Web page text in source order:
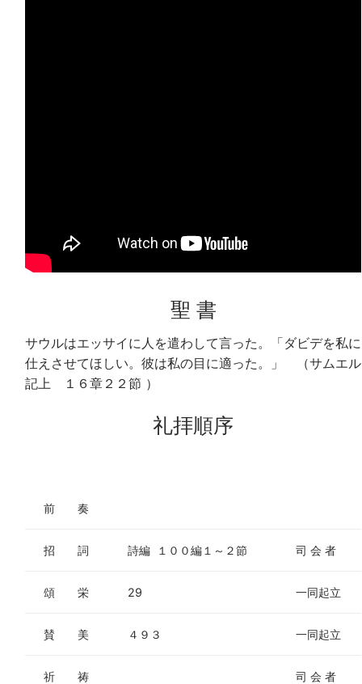
聖 書
サウルはエッサイに人を遣わして言った。「ダビデを私に
仕えさせてほしい。彼は私の目に適った。」 （サムエル
記上 １６章２２節 ）
礼拝順序
前 奏
招 詞 詩編 １００編１～２節 司 会 者
頌 栄 29 一同起立
賛 美 ４９３ 一同起立
祈 祷 司 会 者